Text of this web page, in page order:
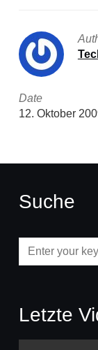
Date
12. Oktober
Suche
Letzte